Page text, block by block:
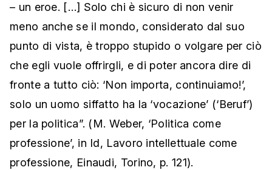
– un eroe. […] Solo chi è sicuro di non venir
meno anche se il mondo, considerato dal suo
punto di vista, è troppo stupido o volgare per ciò
che egli vuole offrirgli, e di poter ancora dire di
fronte a tutto ciò: ‘Non importa, continuiamo!’,
solo un uomo siffatto ha la ‘vocazione’ (‘Beruf’)
per la politica”. (M. Weber, ‘Politica come
professione’, in Id, Lavoro intellettuale come
professione, Einaudi, Torino, p. 121).